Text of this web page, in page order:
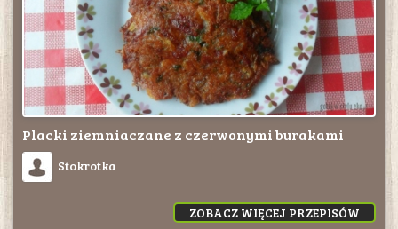
Placki ziemniaczane z czerwonymi burakami
Stokrotka
ZOBACZ WIĘCEJ PRZEPISÓW